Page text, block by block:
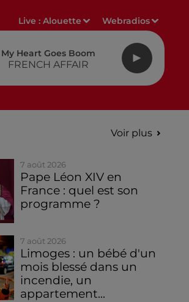
Live :Alouette Webradios
My Heart Goes Boom
FRENCH AFFAIR
Voir plus
7 août 2026
Pape Léon XIV en
France : quel est son
programme ?
7 août 2026
Limoges : un bébé d'un
mois blessé dans un
incendie, un
appartement...